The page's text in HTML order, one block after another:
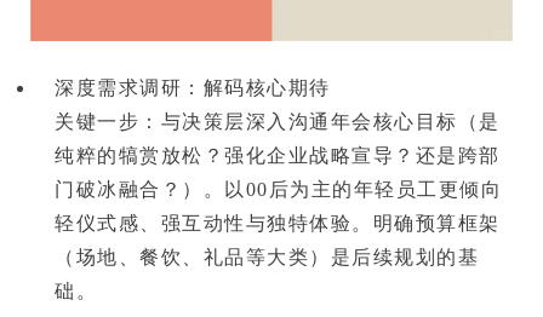
深度需求调研：解码核心期待
关键一步： 与决策层深入沟通年会核心目标 （是
纯粹的犒赏放松？强化企业战略宣导？还是跨部
门破冰融合？）。以00后为主的年轻员工更倾向
轻仪式感、强互动性与独特体验。明确预算框架
（场地、餐饮、礼品等大类）是后续规划的基
础。